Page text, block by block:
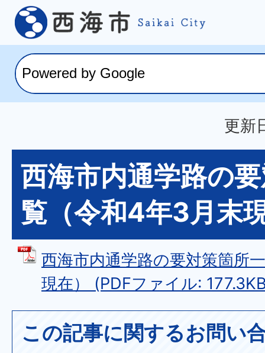
更新
西海市内通学路の
覧（令和4年3月末
西海市内通学路の要対策箇所
現在） (PDFファイル:
この記事に関するお問い